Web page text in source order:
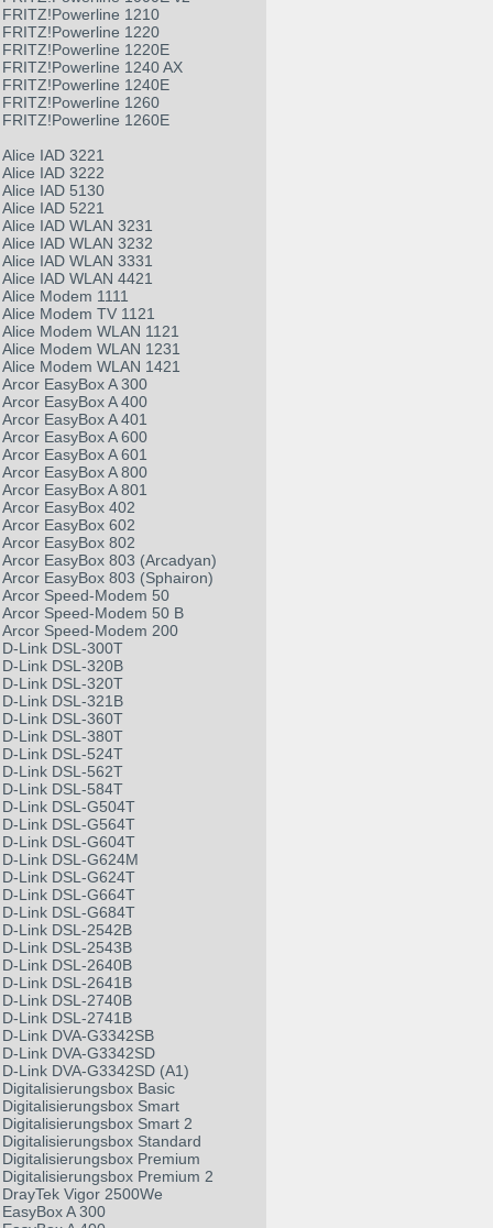
FRITZ!Powerline 1210
FRITZ!Powerline 1220
FRITZ!Powerline 1220E
FRITZ!Powerline 1240 AX
FRITZ!Powerline 1240E
FRITZ!Powerline 1260
FRITZ!Powerline 1260E
Alice IAD 3221
Alice IAD 3222
Alice IAD 5130
Alice IAD 5221
Alice IAD WLAN 3231
Alice IAD WLAN 3232
Alice IAD WLAN 3331
Alice IAD WLAN 4421
Alice Modem 1111
Alice Modem TV 1121
Alice Modem WLAN 1121
Alice Modem WLAN 1231
Alice Modem WLAN 1421
Arcor EasyBox A 300
Arcor EasyBox A 400
Arcor EasyBox A 401
Arcor EasyBox A 600
Arcor EasyBox A 601
Arcor EasyBox A 800
Arcor EasyBox A 801
Arcor EasyBox 402
Arcor EasyBox 602
Arcor EasyBox 802
Arcor EasyBox 803 (Arcadyan)
Arcor EasyBox 803 (Sphairon)
Arcor Speed-Modem 50
Arcor Speed-Modem 50 B
Arcor Speed-Modem 200
D-Link DSL-300T
D-Link DSL-320B
D-Link DSL-320T
D-Link DSL-321B
D-Link DSL-360T
D-Link DSL-380T
D-Link DSL-524T
D-Link DSL-562T
D-Link DSL-584T
D-Link DSL-G504T
D-Link DSL-G564T
D-Link DSL-G604T
D-Link DSL-G624M
D-Link DSL-G624T
D-Link DSL-G664T
D-Link DSL-G684T
D-Link DSL-2542B
D-Link DSL-2543B
D-Link DSL-2640B
D-Link DSL-2641B
D-Link DSL-2740B
D-Link DSL-2741B
D-Link DVA-G3342SB
D-Link DVA-G3342SD
D-Link DVA-G3342SD (A1)
Digitalisierungsbox Basic
Digitalisierungsbox Smart
Digitalisierungsbox Smart 2
Digitalisierungsbox Standard
Digitalisierungsbox Premium
Digitalisierungsbox Premium 2
DrayTek Vigor 2500We
EasyBox A 300